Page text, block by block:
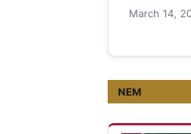
March 14,
NEM